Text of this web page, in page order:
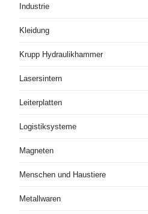
Industrie
Kleidung
Krupp Hydraulikhammer
Lasersintern
Leiterplatten
Logistiksysteme
Magneten
Menschen und Haustiere
Metallwaren